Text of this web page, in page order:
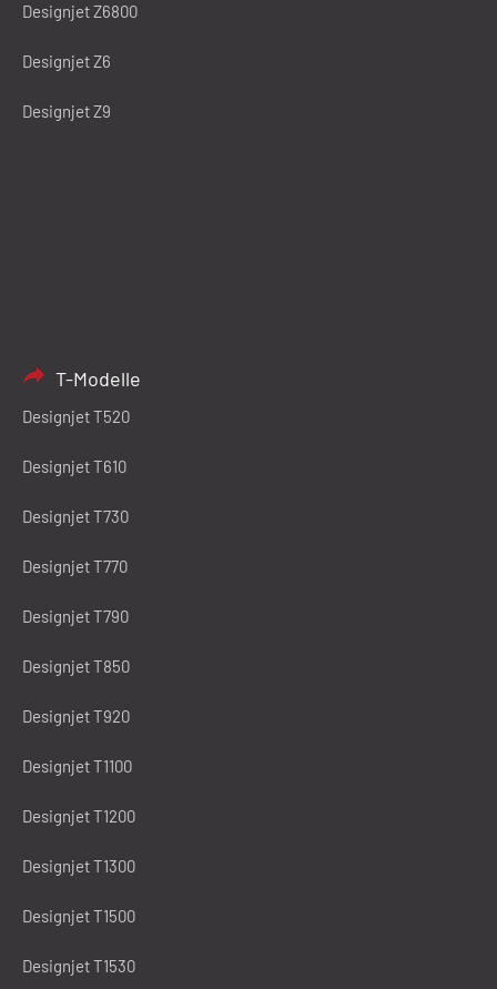
Designjet Z6800
Designjet Z6
Designjet Z9
T-Modelle
Designjet T520
Designjet T610
Designjet T730
Designjet T770
Designjet T790
Designjet T850
Designjet T920
Designjet T1100
Designjet T1200
Designjet T1300
Designjet T1500
Designjet T1530